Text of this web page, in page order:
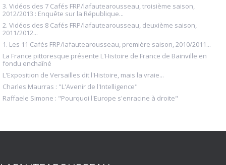
3. Vidéos des 7 Cafés FRP/lafautearousseau, troisième saison,
2012/2013 : Enquête sur la République...
2. Vidéos des 8 Cafés FRP/lafautearousseau, deuxième saison,
2011/2012...
1. Les 11 Cafés FRP/lafautearousseau, première saison, 2010/2011...
La France pittoresque présente L'Histoire de France de Bainville en
fondu enchaîné
L'Exposition de Versailles dit l'Histoire, mais la vraie...
Charles Maurras : "L'Avenir de l'Intelligence"
Raffaele Simone : "Pourquoi l'Europe s'enracine à droite"